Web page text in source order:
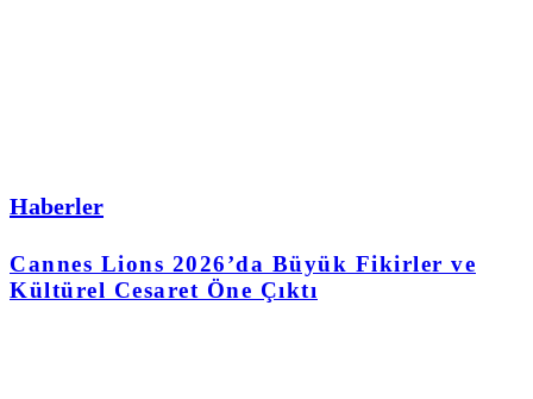
Haberler
Cannes Lions 2026’da Büyük Fikirler ve
Kültürel Cesaret Öne Çıktı